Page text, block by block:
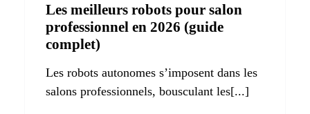
Les meilleurs robots pour salon
professionnel en 2026 (guide
complet)
Les robots autonomes s’imposent dans les
salons professionnels, bousculant les[...]